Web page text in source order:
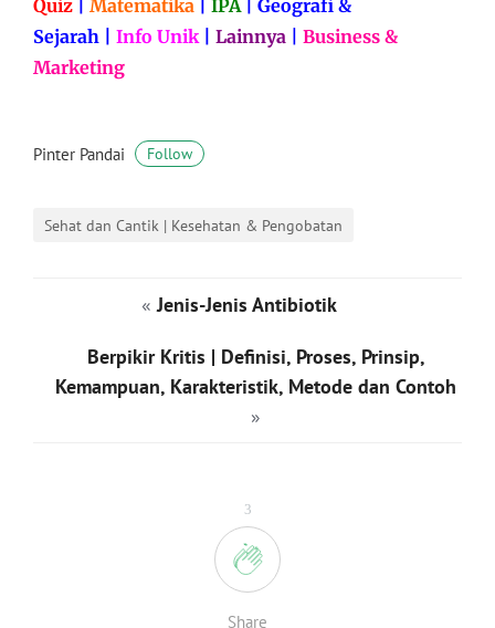
3
Share
Quiz Matematika IPA
Geografi &
Sejarah
Info Unik Lainnya
Business &
Marketing
Pinter Pandai Follow
Sehat dan Cantik | Kesehatan & Pengobatan
«Jenis-Jenis Antibiotik
Berpikir Kritis | Definisi, Proses, Prinsip,
Kemampuan, Karakteristik, Metode dan Contoh
»